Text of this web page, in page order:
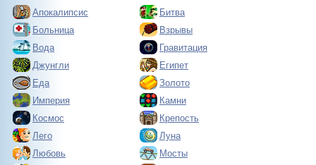
Апокалипсис
Битва
Больница
Взрывы
Вода
Гравитация
Джунгли
Египет
Еда
Золото
Империя
Камни
Космос
Крепость
Лего
Луна
Любовь
Мосты